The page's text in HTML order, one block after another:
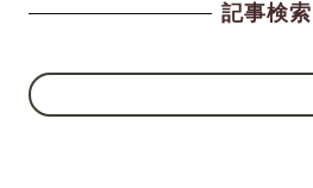
記事検索
検
索